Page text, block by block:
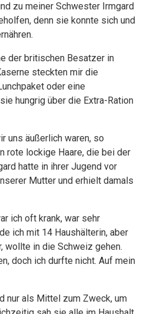
zu meiner Schwester Irmgard
denn sie konnte sich und
der britischen Besatzer in
steckten mir die
oder eine
hungrig über die Extra-Ration
uns äußerlich waren, so
rote lockige Haare, die bei der
hatte in ihrer Jugend vor
Mutter und erhielt damals
ich oft krank, war sehr
ich mit 14 Haushälterin, aber
wollte in die Schweiz gehen.
doch ich durfte nicht. Auf mein
nur als Mittel zum Zweck, um